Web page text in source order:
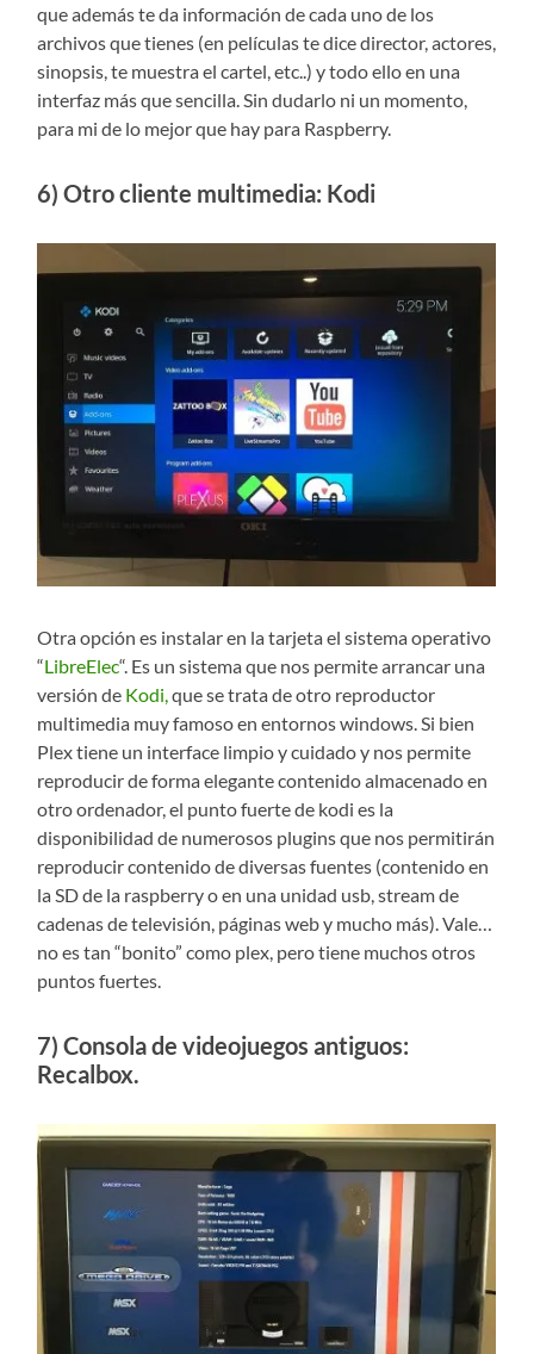
que además te da información de cada uno de los
archivos que tienes (en películas te dice director, actores,
sinopsis, te muestra el cartel, etc..) y todo ello en una
interfaz más que sencilla. Sin dudarlo ni un momento,
para mi de lo mejor que hay para Raspberry.
6) Otro cliente multimedia: Kodi
Otra opción es instalar en la tarjeta el sistema operativo
“LibreElec“. Es un sistema que nos permite arrancar una
versión de Kodi, que se trata de otro reproductor
multimedia muy famoso en entornos windows. Si bien
Plex tiene un interface limpio y cuidado y nos permite
reproducir de forma elegante contenido almacenado en
otro ordenador, el punto fuerte de kodi es la
disponibilidad de numerosos plugins que nos permitirán
reproducir contenido de diversas fuentes (contenido en
la SD de la raspberry o en una unidad usb, stream de
cadenas de televisión, páginas web y mucho más). Vale…
no es tan “bonito” como plex, pero tiene muchos otros
puntos fuertes.
7) Consola de videojuegos antiguos:
Recalbox.